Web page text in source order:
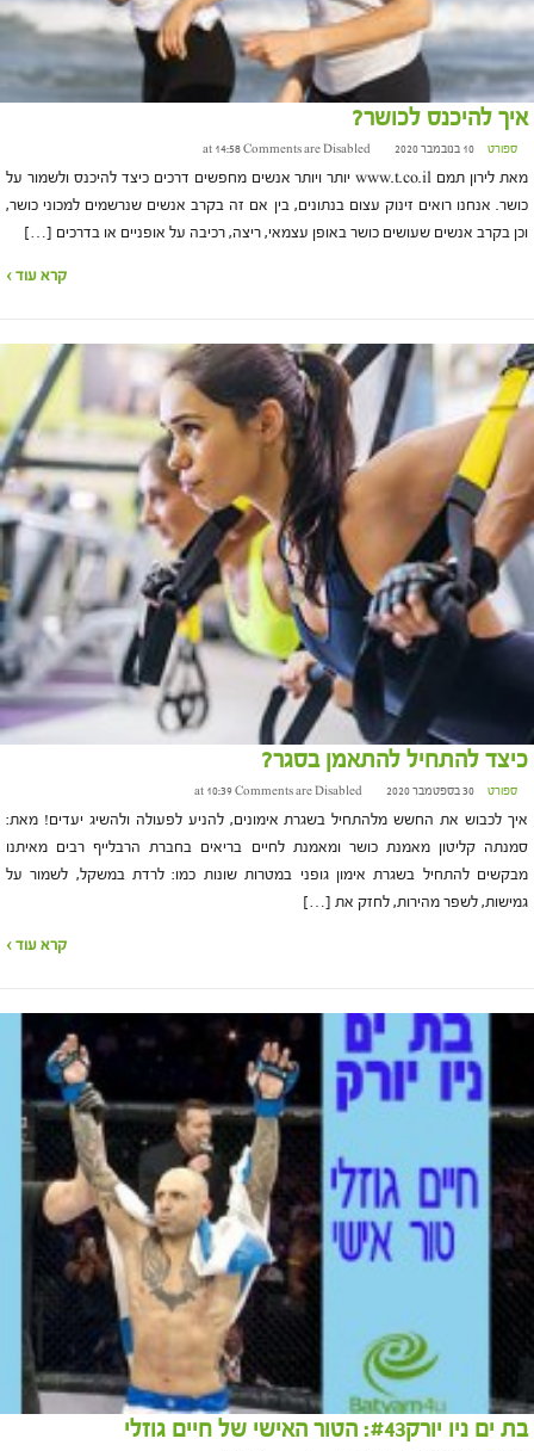
איך להיכנס לכושר?
ספורט 10 בנובמבר 2020 at 14:58 Comments are Disabled
מאת לירון תמם www.t.co.il יותר ויותר אנשים מחפשים דרכים כיצד להיכנס ולשמור על
כושר. אנחנו רואים זינוק עצום בנתונים, בין אם זה בקרב אנשים שנרשמים למכוני כושר,
וכן בקרב אנשים שעושים כושר באופן עצמאי, ריצה, רכיבה על אופניים או בדרכים […]
קרא עוד ›
כיצד להתחיל להתאמן בסגר?
ספורט 30 בספטמבר 2020 at 10:39 Comments are Disabled
איך לכבוש את החשש מלהתחיל בשגרת אימונים, להניע לפעולה ולהשיג יעדים! מאת:
סמנתה קליטון מאמנת כושר ומאמנת לחיים בריאים בחברת הרבלייף רבים מאיתנו
מבקשים להתחיל בשגרת אימון גופני במטרות שונות כמו: לרדת במשקל, לשמור על
גמישות, לשפר מהירות, לחזק את […]
קרא עוד ›
בת ים ניו יורק#43: הטור האישי של חיים גוזלי